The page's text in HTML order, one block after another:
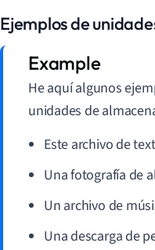
Ejemplos de
He aquí algunos
unidades de
Este archivo de
Una fotografía de
Un archivo de
Una descarga de